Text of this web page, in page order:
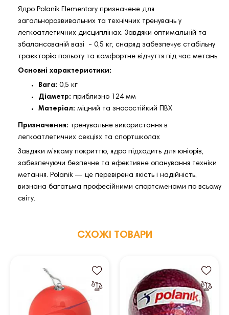
Ядро Polanik Elementary призначене для
загальнорозвивальних та технічних тренувань у
легкоатлетичних дисциплінах. Завдяки оптимальній та
збалансованій вазі - 0,5 кг, снаряд забезпечує стабільну
траєкторію польоту та комфортне відчуття під час метань.
Основні характеристики:
Вага: 0,5 кг
Діаметр: приблизно 124 мм
Матеріал: міцний та зносостійкий ПВХ
Призначення: тренувальне використання в
легкоатлетичних секціях та спортшколах
Завдяки м’якому покриттю, ядро підходить для юніорів,
забезпечуючи безпечне та ефективне опанування техніки
метання. Polanik — це перевірена якість і надійність,
визнана багатьма професійними спортсменами по всьому
світу.
СХОЖІ ТОВАРИ